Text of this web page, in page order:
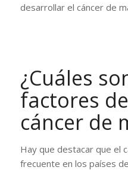
desarrollar el cáncer de
¿Cuáles
factores
cáncer de
Hay que destacar que el
frecuente en los países